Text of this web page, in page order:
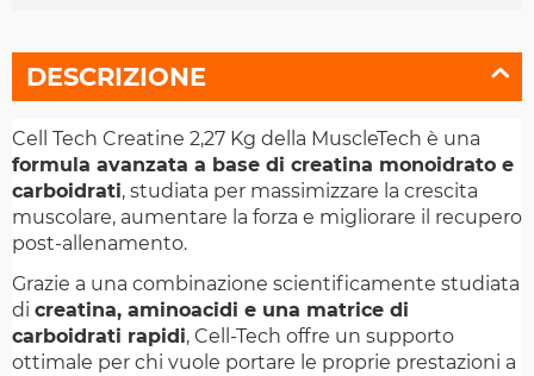
DESCRIZIONE
Cell Tech Creatine 2,27 Kg della MuscleTech è una
formula avanzata a base di creatina monoidrato e
carboidrati, studiata per massimizzare la crescita
muscolare, aumentare la forza e migliorare il recupero
post-allenamento.
Grazie a una combinazione scientificamente studiata
di creatina, aminoacidi e una matrice di
carboidrati rapidi, Cell-Tech offre un supporto
ottimale per chi vuole portare le proprie prestazioni a